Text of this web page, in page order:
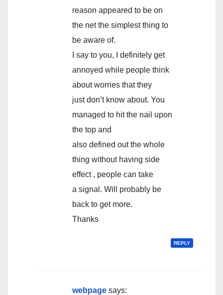
reason appeared to be on
the net the simplest thing to
be aware of.
I say to you, I definitely get
annoyed while people think
about worries that they
just don’t know about. You
managed to hit the nail upon
the top and
also defined out the whole
thing without having side
effect , people can take
a signal. Will probably be
back to get more.
Thanks
REPLY
webpage says: